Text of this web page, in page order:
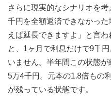
さらに現実的なシナリオを
千円を全額返済できなかっ
えば延長できますよ」と言
と、1ヶ月で利息だけで9千
いません。半年間この状態
5万4千円。元本の1.8倍もの
が残っている状態です。